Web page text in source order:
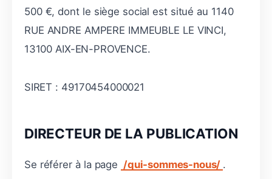
500 €, dont le siège social est situé au 1140
RUE ANDRE AMPERE IMMEUBLE LE VINCI,
13100 AIX-EN-PROVENCE.
SIRET : 49170454000021
DIRECTEUR DE LA PUBLICATION
Se référer à la page /qui-sommes-nous/ .